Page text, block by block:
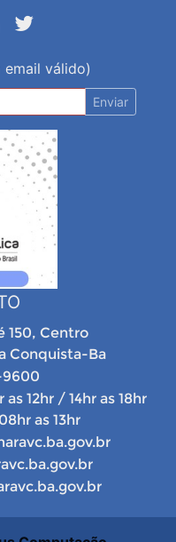
email válido)
Enviar
150, Centro
Conquista-Ba
12hr / 14hr as 18hr
as 13hr